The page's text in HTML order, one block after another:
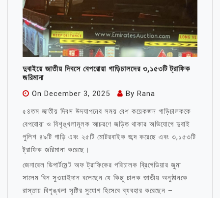
দুবাইয়ে জাতীয় দিবসে বেপরোয়া গাড়িচালদের ৩,১৫৩টি ট্রাফিক
জরিমানা
On December 3, 2025 By Rana
৫৪তম জাতীয় দিবস উদযাপনের সময় বেশ কয়েকজন গাড়িচালককে
বেপরোয়া ও বিশৃঙ্খলামূলক আচরণে জড়িত থাকার অভিযোগে দুবাই
পুলিশ ৪৯টি গাড়ি এবং ২৫টি মোটরবাইক জব্দ করেছে এবং ৩,১৫৩টি
ট্রাফিক জরিমানা করেছে।
জেনারেল ডিপার্টমেন্ট অফ ট্রাফিকের পরিচালক ব্রিগেডিয়ার জুমা
সালেম বিন সুওয়াইদান বলেছেন যে কিছু চালক জাতীয় অনুষ্ঠানকে
রাস্তায় বিশৃঙ্খলা সৃষ্টির সুযোগ হিসেবে ব্যবহার করেছেন –